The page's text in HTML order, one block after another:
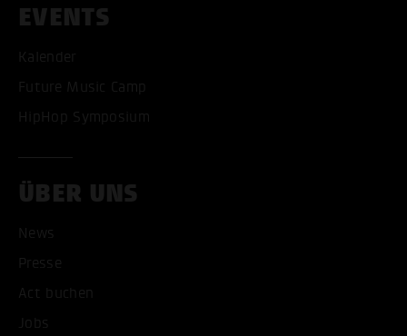
EVENTS
Kalender
Future Music Camp
HipHop Symposium
ÜBER UNS
News
Presse
Act buchen
Jobs